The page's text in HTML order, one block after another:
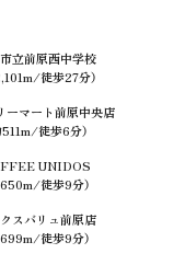
立前原西中学校
徒歩27分）
ーマート前原中央店
511m/徒歩6分）
UNIDOS
650m/徒歩9分）
スバリュ前原店
699m/徒歩9分）